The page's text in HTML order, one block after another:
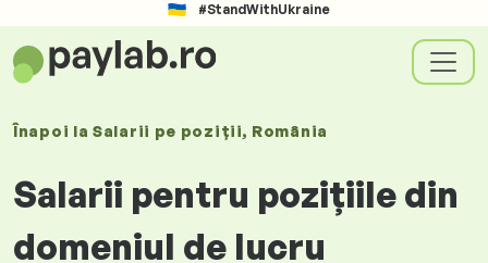
#StandWithUkraine
Înapoi la Salarii pe poziții, România
Salarii pentru pozițiile din
domeniul de lucru